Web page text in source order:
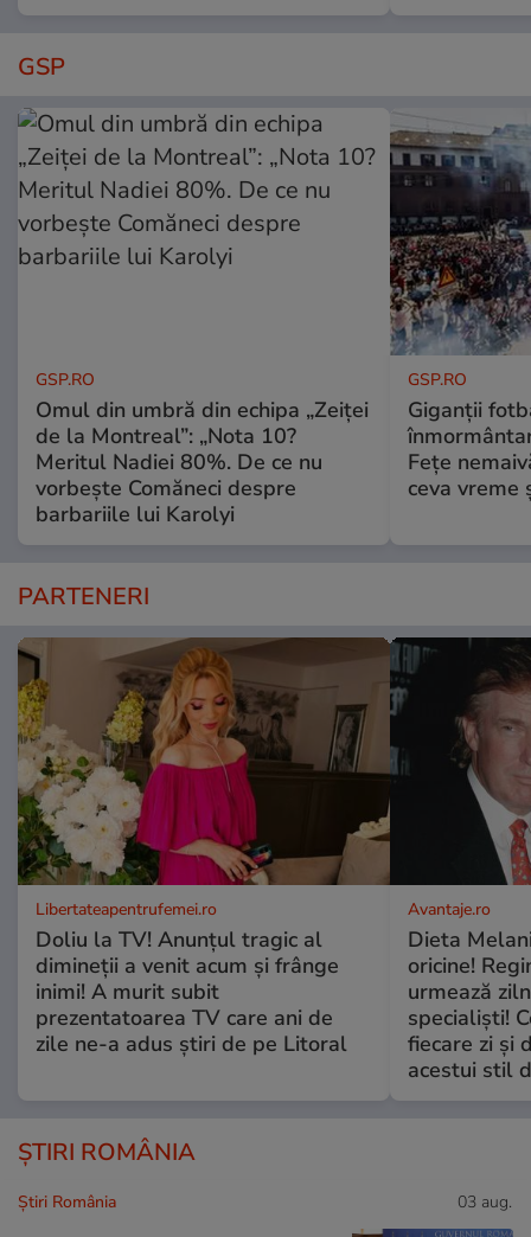
GSP
GSP.RO
Omul din umbră din echipa „Zeiței
de la Montreal”: „Nota 10?
Meritul Nadiei 80%. De ce nu
vorbește Comăneci despre
barbariile lui Karolyi
GSP.RO
Giganții
Fețe
ceva vreme
PARTENERI
Libertateapentrufemei.ro
Doliu la TV! Anunțul tragic al
dimineții a venit acum și frânge
inimi! A murit subit
prezentatoarea TV care ani de
zile ne-a adus știri de pe Litoral
Avantaje.ro
Dieta
oricine!
urmează
specialiști!
fiecare zi și
acestui stil
ȘTIRI ROMÂNIA
Știri România 03 aug.